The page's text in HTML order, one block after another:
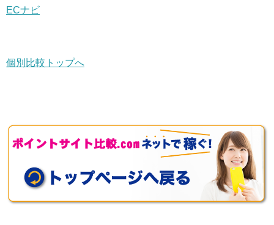
ECナビ
個別比較トップへ